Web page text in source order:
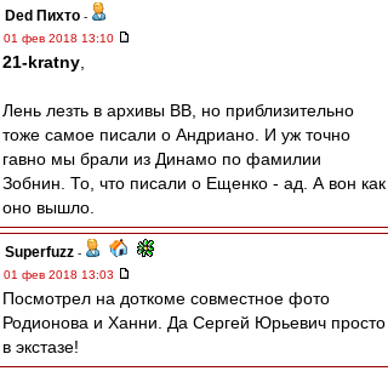
Ded Пихто -
01 фев 2018 13:10
21-kratny
Лень лезть в архивы ВВ, но приблизительно
тоже самое писали о Андриано. И уж точно
гавно мы брали из Динамо по фамилии
Зобнин. То, что писали о Ещенко - ад. А вон как
оно вышло.
Superfuzz -
01 фев 2018 13:03
Посмотрел на доткоме совместное фото
Родионова и Ханни. Да Сергей Юрьевич просто
в экстазе!